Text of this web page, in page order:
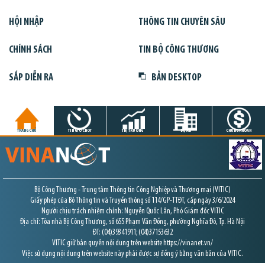
HỘI NHẬP THÔNG TIN CHUYÊN SÂU
CHÍNH SÁCH TIN BỘ CÔNG THƯƠNG
SẮP DIỄN RA BẢN DESKTOP
TRANG CHỦ TIN GIỜ CHÓT THỊ TRƯỜNG DỰ ÁN CHỨNG KHOÁN
Bộ Công Thương - Trung tâm Thông tin Công Nghiệp và Thương mại (VITIC)
Giấy phép của Bộ Thông tin và Truyền thông số 114/GP-TTĐT, cấp ngày 3/6/2024
Người chịu trách nhiệm chính: Nguyễn Quốc Lân, Phó Giám đốc VITIC
Địa chỉ: Tòa nhà Bộ Công Thương, số 655 Phạm Văn Đồng, phường Nghĩa Đô, Tp. Hà Nội
ĐT: (04)39341911; (04)37153632
VITIC giữ bản quyền nội dung trên website https://vinanet.vn/
Việc sử dụng nội dung trên website này phải được sự đồng ý bằng văn bản của VITIC.